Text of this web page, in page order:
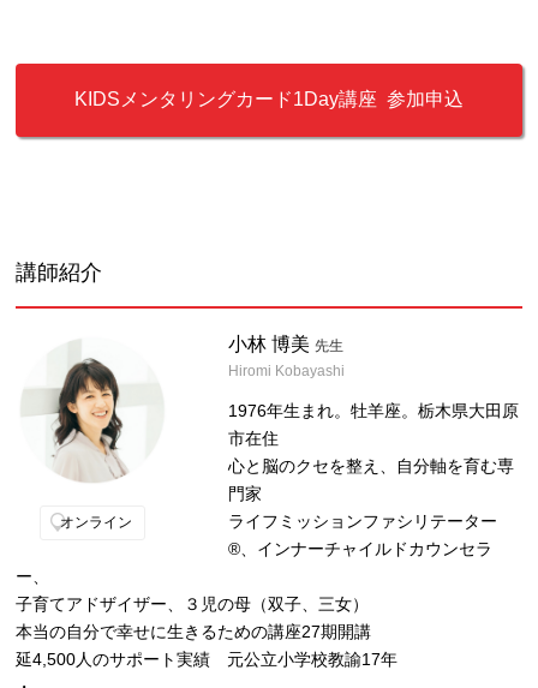
KIDSメンタリングカード1Day講座 参加申込
講師紹介
オンライン
小林 博美 先生
Hiromi Kobayashi
1976年生まれ。牡羊座。栃木県大田原
市在住
心と脳のクセを整え、自分軸を育む専
門家
ライフミッションファシリテーター
®︎、インナーチャイルドカウンセラ
ー、
子育てアドザイザー、３児の母（双子、三女）
本当の自分で幸せに生きるための講座27期開講
延4,500人のサポート実績 元公立小学校教諭17年